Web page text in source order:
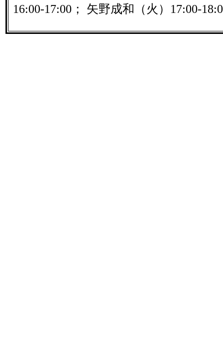
16:00-17:00； 矢野成和（火）17:00-